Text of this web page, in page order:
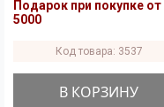
Подарок при покупке от
5000
Код товара: 3537
В КОРЗИНУ